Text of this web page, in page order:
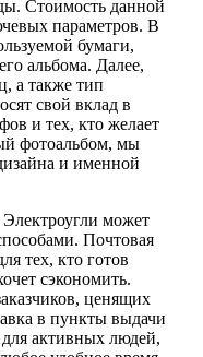
Стоимость данной
параметров. В
бумаги,
альбома. Далее,
а также тип
свой вклад в
и тех, кто желает
фотоальбом, мы
и именной
может
Почтовая
тех, кто готов
сэкономить.
ценящих
в пункты выдачи
активных людей,